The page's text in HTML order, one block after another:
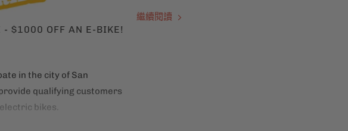
- $1000 OFF AN E-BIKE!
in the city of San
qualifying customers
bikes.
繼續閱讀